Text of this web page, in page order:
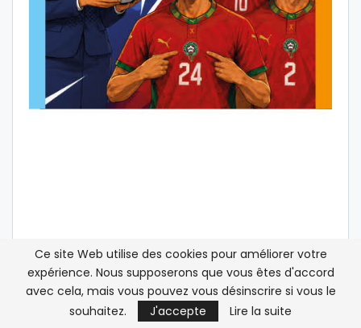
Ce site Web utilise des cookies pour améliorer votre
expérience. Nous supposerons que vous êtes d'accord
avec cela, mais vous pouvez vous désinscrire si vous le
souhaitez.
J'accepte Lire la suite